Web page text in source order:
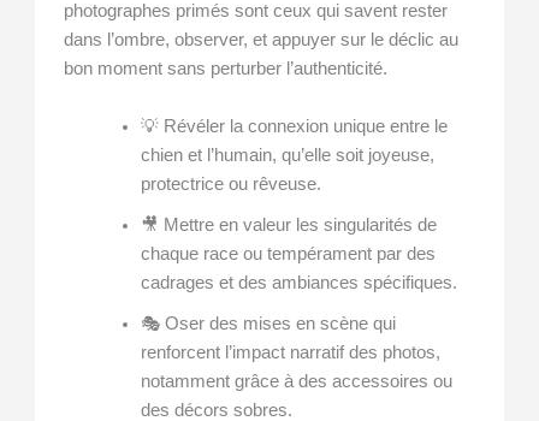
photographes primés sont ceux qui savent rester
dans l’ombre, observer, et appuyer sur le déclic au
bon moment sans perturber l’authenticité.
💡 Révéler la connexion unique entre le
chien et l’humain, qu’elle soit joyeuse,
protectrice ou rêveuse.
🎥 Mettre en valeur les singularités de
chaque race ou tempérament par des
cadrages et des ambiances spécifiques.
🎭 Oser des mises en scène qui
renforcent l’impact narratif des photos,
notamment grâce à des accessoires ou
des décors sobres.